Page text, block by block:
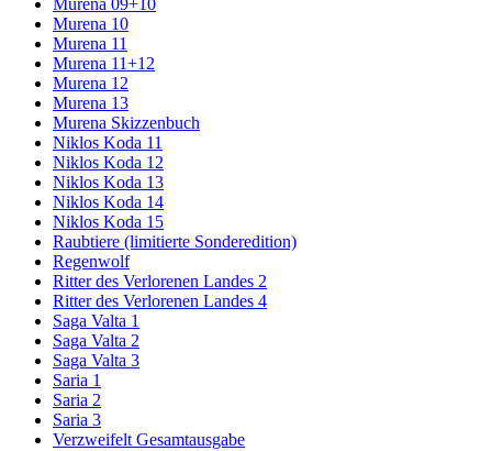
Murena 09+10
Murena 10
Murena 11
Murena 11+12
Murena 12
Murena 13
Murena Skizzenbuch
Niklos Koda 11
Niklos Koda 12
Niklos Koda 13
Niklos Koda 14
Niklos Koda 15
Raubtiere (limitierte Sonderedition)
Regenwolf
Ritter des Verlorenen Landes 2
Ritter des Verlorenen Landes 4
Saga Valta 1
Saga Valta 2
Saga Valta 3
Saria 1
Saria 2
Saria 3
Verzweifelt Gesamtausgabe